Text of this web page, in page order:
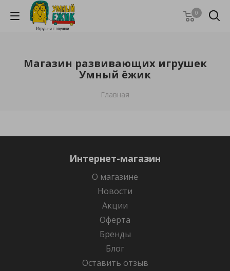
0
Магазин развивающих игрушек
Умный ёжик
Главная
Интернет-магазин
О магазине
Новости
Акции
Оферта
Бренды
Блог
Оставить отзыв